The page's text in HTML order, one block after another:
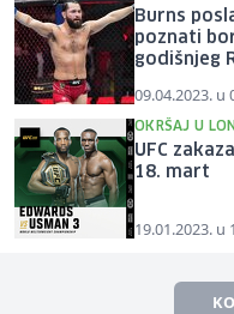
Burns
poznati
godišnjeg
09.04.2023. u
OKRŠAJ U
UFC
18. mart
19.01.2023. u